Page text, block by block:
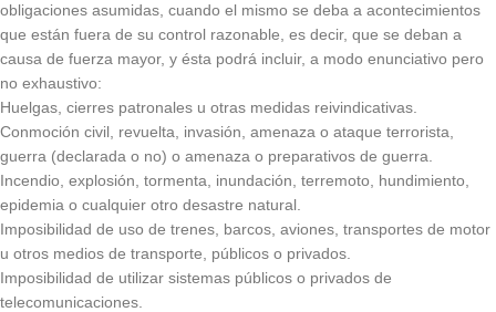
obligaciones asumidas, cuando el mismo se deba a acontecimientos
que están fuera de su control razonable, es decir, que se deban a
causa de fuerza mayor, y ésta podrá incluir, a modo enunciativo pero
no exhaustivo:
Huelgas, cierres patronales u otras medidas reivindicativas.
Conmoción civil, revuelta, invasión, amenaza o ataque terrorista,
guerra (declarada o no) o amenaza o preparativos de guerra.
Incendio, explosión, tormenta, inundación, terremoto, hundimiento,
epidemia o cualquier otro desastre natural.
Imposibilidad de uso de trenes, barcos, aviones, transportes de motor
u otros medios de transporte, públicos o privados.
Imposibilidad de utilizar sistemas públicos o privados de
telecomunicaciones.